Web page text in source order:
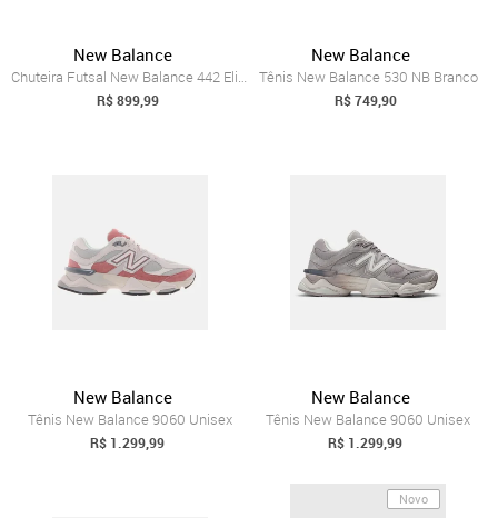
New Balance
Chuteira Futsal New Balance 442 Elite In...
R$ 899,99
New Balance
Tênis New Balance 530 NB Branco
R$ 749,90
New Balance
Tênis New Balance 9060 Unisex
R$ 1.299,99
New Balance
Tênis New Balance 9060 Unisex
R$ 1.299,99
Novo